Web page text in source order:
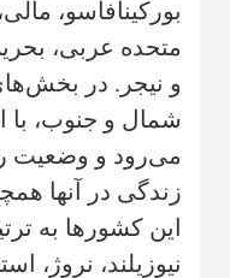
بورکینافاسو،
متحده عربی،
و نیجر. در
شمال و جنوب، با
می‌رود و وضعیت
زندگی در آنها
این کشورها به
نیوزیلند، نروژ،